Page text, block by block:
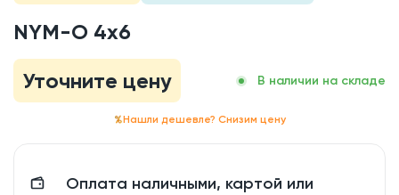
NYM-O 4x6
Уточните цену
В наличии на складе
Нашли дешевле? Снизим цену
Оплата наличными, картой или